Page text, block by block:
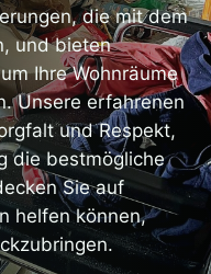
die mit dem
und bieten
Ihre Wohnräume
Unsere erfahrenen
und Respekt,
die bestmögliche
Sie auf
helfen können,